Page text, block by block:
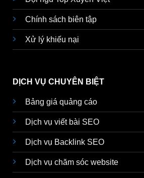
Chính sách biên tập
Xử lý khiếu nại
DỊCH VỤ CHUYÊN BIỆT
Bảng giá quảng cáo
Dịch vụ viết bài SEO
Dịch vụ Backlink SEO
Dịch vụ chăm sóc website